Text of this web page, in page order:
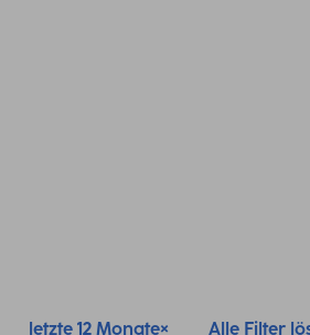
letzte 12 Monate Alle Filter